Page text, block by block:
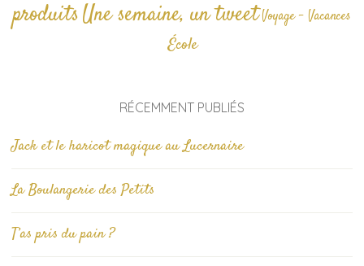
produitsUne semaine, un tweetVoyage - Vacances
École
RÉCEMMENT PUBLIÉS
Jack et le haricot magique au Lucernaire
La Boulangerie des Petits
T’as pris du pain ?